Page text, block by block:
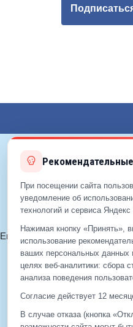
Email: info@eds-korolev.ru
При посещении сайта
уведомление об
технологий и сервиса
Нажимая кнопку «Принять»,
использование
ваших персональных данных
целях веб‑аналитики: сбора
анализа поведения
Согласие действует 12
В случае отказа (кнопка